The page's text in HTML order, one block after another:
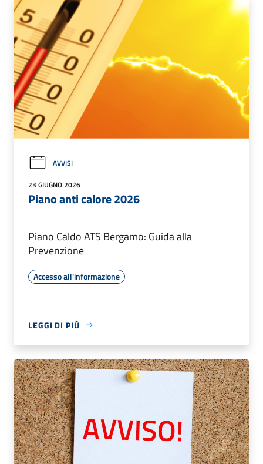
AVVISI
23 GIUGNO 2026
Piano anti calore 2026
Piano Caldo ATS Bergamo: Guida alla
Prevenzione
Accesso all'informazione
LEGGI DI PIÙ